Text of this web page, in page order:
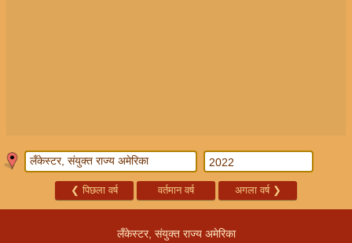
❮ पिछला वर्ष वर्तमान वर्ष अगला वर्ष ❯
लँकेस्टर, संयुक्त राज्य अमेरिका